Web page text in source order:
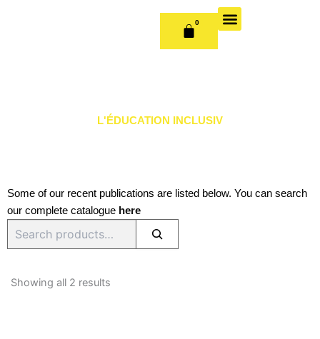
0
CART
L'ÉDUCATION INCLUSIV
Some of our recent publications are listed below. You can search
our complete catalogue here
Showing all 2 results